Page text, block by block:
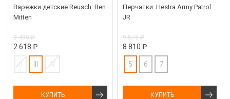
Варежки детские Reusch: Ben
Mitten
3 490 ₽
2 618 ₽
IV
КУПИТЬ
Перчатки: Hestra Army Patrol
JR
9 576 ₽
8 810 ₽
5 6 7
КУПИТЬ